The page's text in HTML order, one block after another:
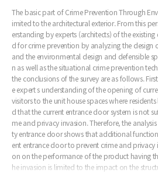
The basic part of Crime Prevention Through
imited to the architectural exterior. From this
erstanding by experts (architects) of the
d for crime prevention by analyzing the design
and the environmental design and defensible
n as well as the situational crime prevention
the conclusions of the survey are as follows.
e expert s understanding of the opening of
visitors to the unit house spaces where
d that the current entrance door system is not
me and privacy invasion. Therefore, the
ty entrance door shows that additional
ent entrance door to prevent crime and privacy
on on the performance of the product having
he invasion is limited to the impact on the